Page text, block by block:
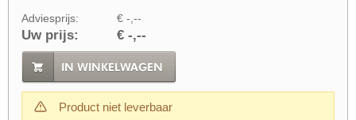
Adviesprijs: € -,--
Uw prijs: € -,--
IN WINKELWAGEN
Product niet leverbaar